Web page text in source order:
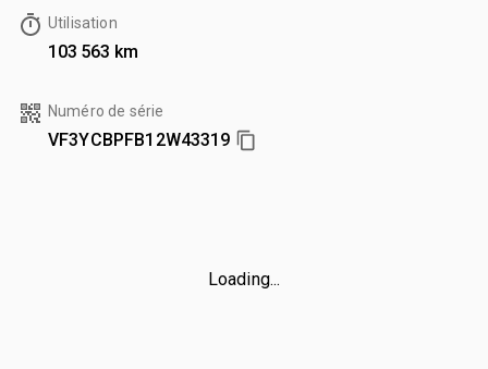
Utilisation
103 563 km
Numéro de série
VF3YCBPFB12W43319
Loading...